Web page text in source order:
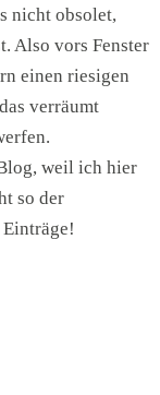
nicht obsolet,
Also vors Fenster
einen riesigen
verräumt
weil ich hier
so der